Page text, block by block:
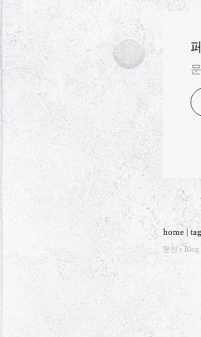
home | tag
문천 's Blog